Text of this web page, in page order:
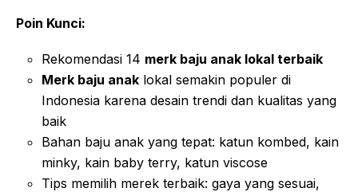
Poin Kunci:
Rekomendasi 14 merk baju anak lokal terbaik
Merk baju anak lokal semakin populer di
Indonesia karena desain trendi dan kualitas yang
baik
Bahan baju anak yang tepat: katun kombed, kain
minky, kain baby terry, katun viscose
Tips memilih merek terbaik: gaya yang sesuai,